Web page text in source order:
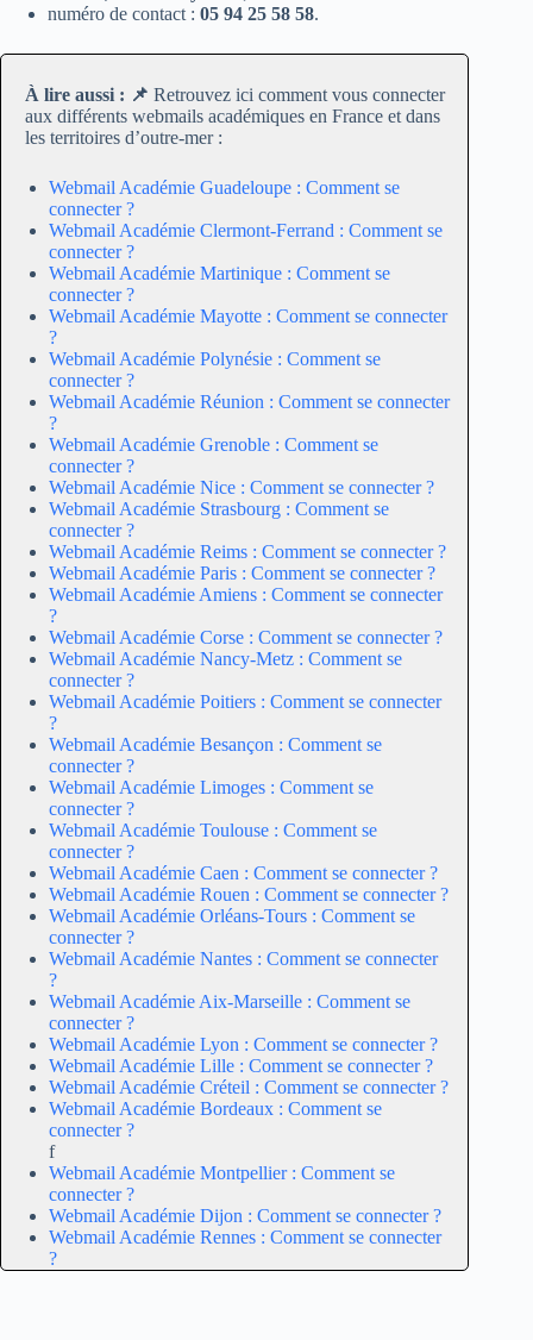
numéro de contact : 05 94 25 58 58.
À lire aussi : 📌 Retrouvez ici comment vous connecter
aux différents webmails académiques en France et dans
les territoires d’outre-mer :
Webmail Académie Guadeloupe : Comment se
connecter ?
Webmail Académie Clermont-Ferrand : Comment se
connecter ?
Webmail Académie Martinique : Comment se
connecter ?
Webmail Académie Mayotte : Comment se connecter
?
Webmail Académie Polynésie : Comment se
connecter ?
Webmail Académie Réunion : Comment se connecter
?
Webmail Académie Grenoble : Comment se
connecter ?
Webmail Académie Nice : Comment se connecter ?
Webmail Académie Strasbourg : Comment se
connecter ?
Webmail Académie Reims : Comment se connecter ?
Webmail Académie Paris : Comment se connecter ?
Webmail Académie Amiens : Comment se connecter
?
Webmail Académie Corse : Comment se connecter ?
Webmail Académie Nancy-Metz : Comment se
connecter ?
Webmail Académie Poitiers : Comment se connecter
?
Webmail Académie Besançon : Comment se
connecter ?
Webmail Académie Limoges : Comment se
connecter ?
Webmail Académie Toulouse : Comment se
connecter ?
Webmail Académie Caen : Comment se connecter ?
Webmail Académie Rouen : Comment se connecter ?
Webmail Académie Orléans-Tours : Comment se
connecter ?
Webmail Académie Nantes : Comment se connecter
?
Webmail Académie Aix-Marseille : Comment se
connecter ?
Webmail Académie Lyon : Comment se connecter ?
Webmail Académie Lille : Comment se connecter ?
Webmail Académie Créteil : Comment se connecter ?
Webmail Académie Bordeaux : Comment se
connecter ?
f
Webmail Académie Montpellier : Comment se
connecter ?
Webmail Académie Dijon : Comment se connecter ?
Webmail Académie Rennes : Comment se connecter
?